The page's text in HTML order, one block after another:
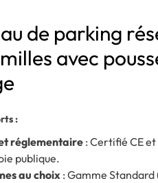
de parking
avec
:
réglementaire : Certifié CE et
publique.
au choix : Gamme Standard